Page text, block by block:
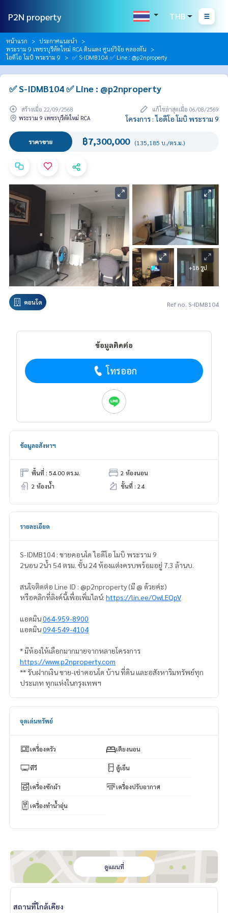
P2N property THB
หน้าแรก
ประกาศแนะนำ
พระราม 9 เพชรบุรีตัดใหม่ RCA ดินแดง ศูนย์วิจัย คลองตัน
ไอดีโอ โมบิ พระราม 9
✅ S-IDMB104 ✅ Line : @p2nproperty
✅ S-IDMB104 ✅ Line : @p2nproperty
สร้างเมื่อ 22/09/2568
แก้ไขล่าสุดเมื่อ 06/08/2569
พระราม 9 เพชรบุรีตัดใหม่ RCA
โครงการ : ไอดีโอ โมบิ พระราม 9
ราคาขาย ฿7,300,000 (135,185 บ./ตร.ม.)
+18 รูป
คอนโด Ref no. S-IDMB104
ข้อมูลติดต่อ
โทรออก
ข้อมูลอสังหาฯ
พื้นที่ : 54.00 ตร.ม.
2 ห้องนอน
2 ห้องน้ำ
ชั้นที่ : 24
รายละเอียด
S-IDMB104 : ขายคอนโด ไอดีโอ โมบิ พระราม 9
2นอน 2น้ำ 54 ตรม. ชั้น 24 ห้องแต่งครบพร้อมอยู่ 7.3 ล้านบ.
สนใจติดต่อ Line ID : @p2nproperty (มี @ ด้วยค่ะ)
หรือคลิกที่ลิงค์นี้เพื่อเพิ่มไลน์: https://lin.ee/OwLEQpV
แอดมิน064-959-8900
แอดมิน094-549-4104
* มีห้องให้เลือกมากมายจากหลายโครงการ
https://www.p2nproperty.com
** รับฝากเงิน ขาย-เช่าคอนโด บ้าน ที่ดิน และอสังหาริมทรัพย์ทุก
ประเภท ทุกแห่งในกรุงเทพฯ
จุดเด่นทรัพย์
เครื่องครัว เตียงนอน
ทีวี ตู้เย็น
เครื่องซักผ้า เครื่องปรับอากาศ
เครื่องทำน้ำอุ่น
ดูแผนที่
สถานที่ใกล้เคียง